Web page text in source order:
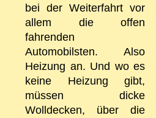
bei der Weiterfahrt vor
allem die offen
fahrenden
Automobilsten. Also
Heizung an. Und wo es
keine Heizung gibt,
müssen dicke
Wolldecken, über die